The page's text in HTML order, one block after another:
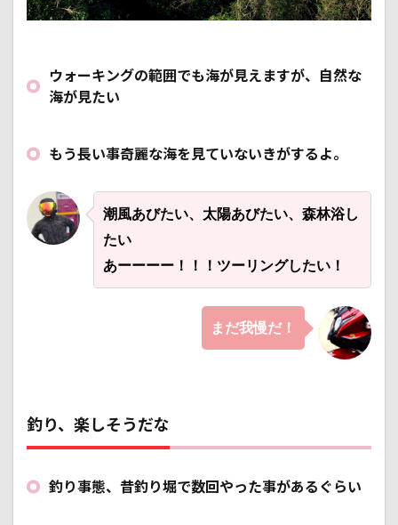
ウォーキングの範囲でも海が見えますが、自然な
海が見たい
もう長い事奇麗な海を見ていないきがするよ。
潮風あびたい、太陽あびたい、森林浴し
たい
あーーーー！！！ツーリングしたい！
まだ我慢だ！
釣り、楽しそうだな
釣り事態、昔釣り堀で数回やった事があるぐらい